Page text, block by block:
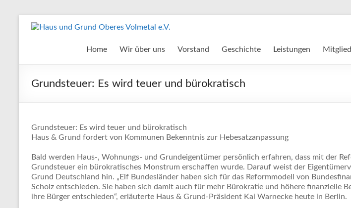
InhaltHaus
Oberes
e.V.
Home Wir über uns Vorstand Geschichte Leistungen
Grundsteuer: Es wird teuer und bürokratisch
Grundsteuer: Es wird teuer und bürokratisch
Haus & Grund fordert von Kommunen Bekenntnis zur Hebesatzanpassung
Bald werden Haus-, Wohnungs- und Grundeigentümer persönlich erfahren, dass mit der
Grundsteuer ein bürokratisches Monstrum erschaffen wurde. Darauf weist der
Grund Deutschland hin. „Elf Bundesländer haben sich für das Reformmodell von
Scholz entschieden. Sie haben sich damit auch für mehr Bürokratie und höhere finanzielle
ihre Bürger entschieden“, erläuterte Haus & Grund-Präsident Kai Warnecke heute in Berlin.